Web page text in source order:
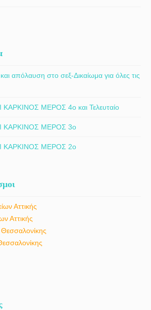
απόλαυση στο σεξ-Δικαίωμα για όλες τις
ΜΕΡΟΣ 4ο και Τελευταίο
ΚΑΡΚΙΝΟΣ ΜΕΡΟΣ 3ο
ΚΑΡΚΙΝΟΣ ΜΕΡΟΣ 2ο
Αττικής
Αττικής